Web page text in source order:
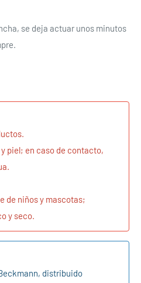
se deja actuar unos minutos
piel; en caso de contacto,
de niños y mascotas;
y seco.
distribuido
agregar productos a su
guardados